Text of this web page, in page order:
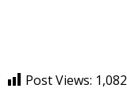
Post Views: 1,082